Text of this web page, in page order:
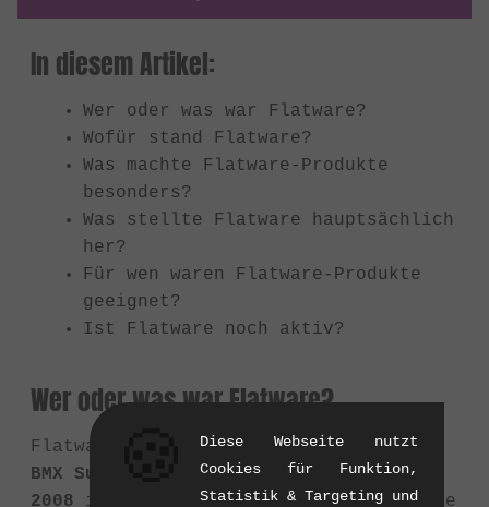
In diesem Artikel:
Wer oder was war Flatware?
Wofür stand Flatware?
Was machte Flatware-Produkte
besonders?
Was stellte Flatware hauptsächlich
her?
Für wen waren Flatware-Produkte
geeignet?
Ist Flatware noch aktiv?
Wer oder was war Flatware?
Flatware war die dedizierteFlatland
BMX Submarke
, die von Odyssey BMXEnde
2008 ins Leben gerufen wurde. Sie wurde
Diese Webseite nutzt
Cookies für Funktion,
Statistik & Targeting und